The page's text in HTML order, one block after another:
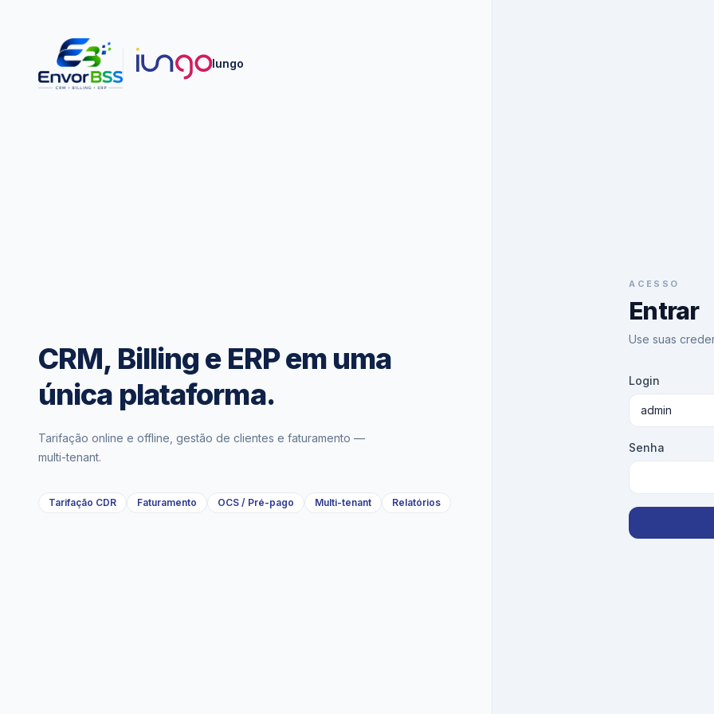
Iungo
CRM, Billing e ERP em uma
única plataforma.
Tarifação online e offline, gestão de clientes e faturamento —
multi-tenant.
Tarifação CDR Faturamento OCS / Pré-pago Multi-tenant Relatórios
ACESSO
Entrar
Use suas
Login
Senha